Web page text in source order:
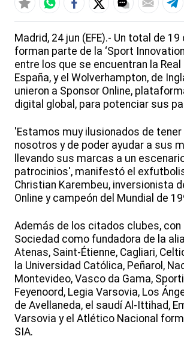
Madrid, 24 jun (EFE).- Un total de
forman parte de la ‘Sport
entre los que se encuentran la Real
España, y el Wolverhampton, de
unieron a Sponsor Online,
digital global, para potenciar sus
'Estamos muy ilusionados de tener
nosotros y de poder ayudar a sus
llevando sus marcas a un
patrocinios', manifestó el
Christian Karembeu, inversionista
Online y campeón del Mundial de
Además de los citados clubes, con
Sociedad como fundadora de la
Atenas, Saint-Étienne, Cagliari,
la Universidad Católica, Peñarol,
Montevideo, Vasco da Gama,
Feyenoord, Legia Varsovia, Los
de Avellaneda, el saudí Al-Ittihad,
Varsovia y el Atlético Nacional
SIA.